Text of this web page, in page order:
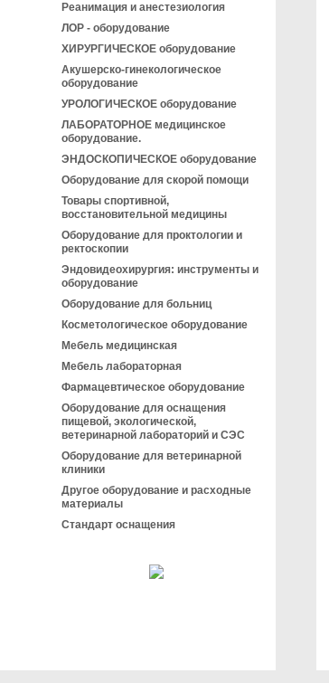
Реанимация и анестезиология
ЛОР - оборудование
ХИРУРГИЧЕСКОЕ оборудование
Акушерско-гинекологическое
оборудование
УРОЛОГИЧЕСКОЕ оборудование
ЛАБОРАТОРНОЕ медицинское
оборудование.
ЭНДОСКОПИЧЕСКОЕ оборудование
Оборудование для скорой помощи
Товары спортивной,
восстановительной медицины
Оборудование для проктологии и
ректоскопии
Эндовидеохирургия: инструменты и
оборудование
Оборудование для больниц
Косметологическое оборудование
Мебель медицинская
Мебель лабораторная
Фармацевтическое оборудование
Оборудование для оснащения
пищевой, экологической,
ветеринарной лабораторий и СЭС
Оборудование для ветеринарной
клиники
Другое оборудование и расходные
материалы
Стандарт оснащения